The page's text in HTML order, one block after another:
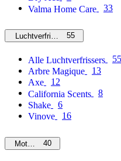
Valma Home Care
33
Luchtverfrissers55
Alle Luchtverfrissers
55
Arbre Magique
13
Axe
12
California Scents
8
Shake
6
Vinove
16
Motorolie40